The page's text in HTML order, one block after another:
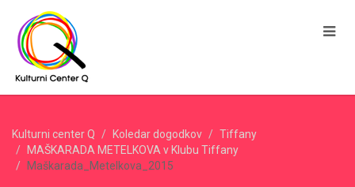
Kulturni center Q Koledar dogodkov
Tiffany
MAŠKARADA METELKOVA v Klubu Tiffany
Maškarada_Metelkova_2015